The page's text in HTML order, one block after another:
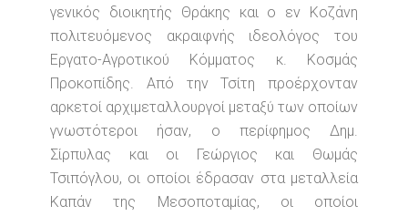
γενικός διοικητής Θράκης και ο εν Κοζάνη
πολιτευόμενος ακραιφνής ιδεολόγος του
Εργατο-Αγροτικού Κόμματος κ. Κοσμάς
Προκοπίδης. Από την Τσίτη προέρχονταν
αρκετοί αρχιμεταλλουργοί μεταξύ των οποίων
γνωστότεροι ήσαν, ο περίφημος Δημ.
Σίρπυλας και οι Γεώργιος και Θωμάς
Τσιπόγλου, οι οποίοι έδρασαν στα μεταλλεία
Καπάν της Μεσοποταμίας, οι οποίοι